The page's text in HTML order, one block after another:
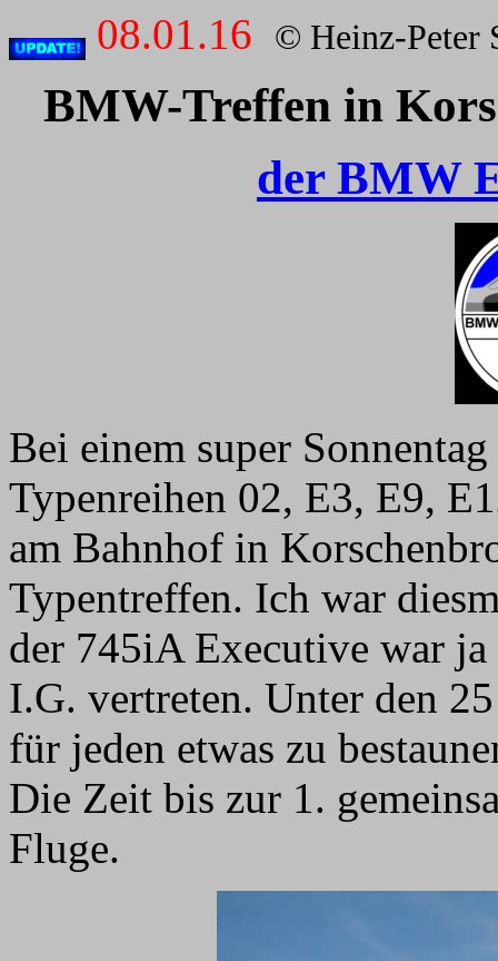
08.01.16 © Heinz-Peter
BMW-Treffen in
der BMW
Bei einem super
Typenreihen 02, E3, E9,
am Bahnhof in
Typentreffen. Ich war
der 745iA Executive war ja
I.G. vertreten. Unter den
für jeden etwas zu
Die Zeit bis zur 1.
Fluge.